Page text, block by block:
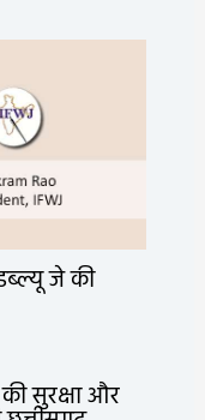
जे की
सुरक्षा और